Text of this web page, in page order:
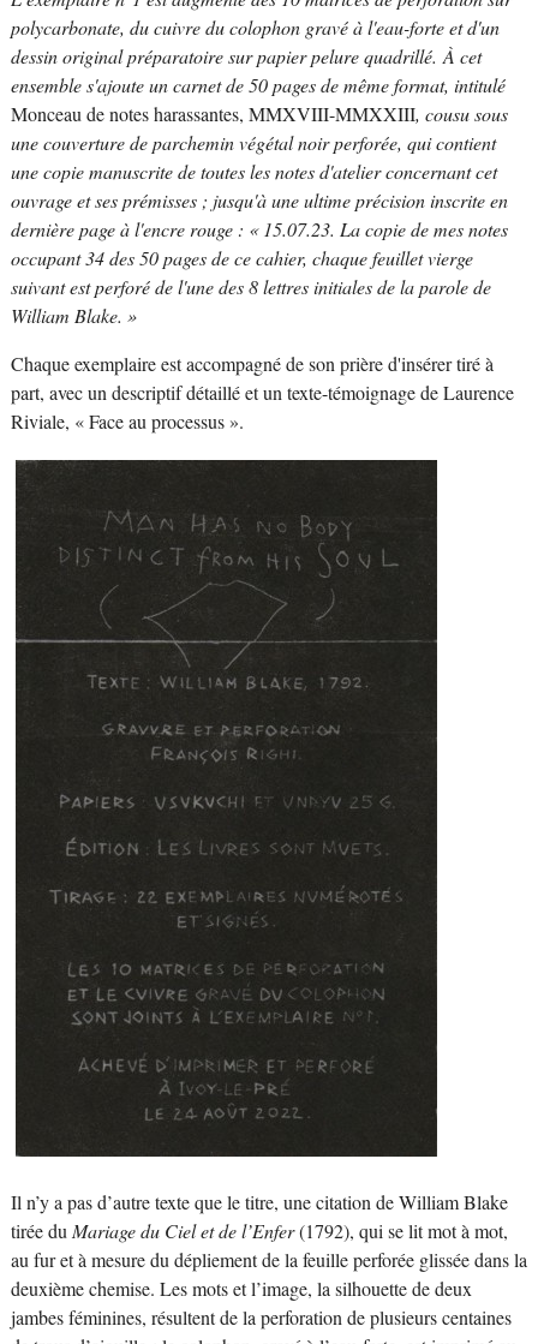
polycarbonate, du cuivre du colophon gravé à l'eau-forte et d'un
dessin original préparatoire sur papier pelure quadrillé. À cet
ensemble s'ajoute un carnet de 50 pages de même format, intitulé
Monceau de notes harassantes, MMXVIII-MMXXIII, cousu sous
une couverture de parchemin végétal noir perforée, qui contient
une copie manuscrite de toutes les notes d'atelier concernant cet
ouvrage et ses prémisses ; jusqu'à une ultime précision inscrite en
dernière page à l'encre rouge : « 15.07.23. La copie de mes notes
occupant 34 des 50 pages de ce cahier, chaque feuillet vierge
suivant est perforé de l'une des 8 lettres initiales de la parole de
William Blake. »
Chaque exemplaire est accompagné de son prière d'insérer tiré à
part, avec un descriptif détaillé et un texte-témoignage de Laurence
Riviale, « Face au processus ».
Il n’y a pas d’autre texte que le titre, une citation de William Blake
tirée du Mariage du Ciel et de l’Enfer(1792), qui se lit mot à mot,
au fur et à mesure du dépliement de la feuille perforée glissée dans la
deuxième chemise. Les mots et l’image, la silhouette de deux
jambes féminines, résultent de la perforation de plusieurs centaines